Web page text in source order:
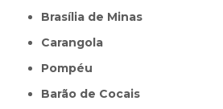
Brasília de Minas
Carangola
Pompéu
Barão de Cocais